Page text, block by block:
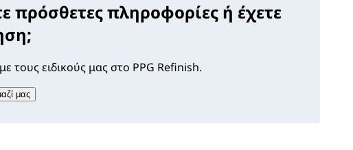
πρόσθετες πληροφορίες ή έχετε
τους ειδικούς μας στο PPG Refinish.
μας